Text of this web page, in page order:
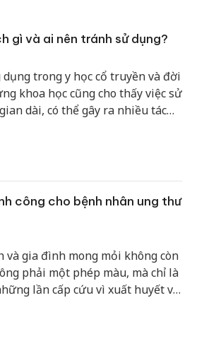
gì và ai nên tránh sử dụng?
trong y học cổ truyền và đời
khoa học cũng cho thấy việc sử
dài, có thể gây ra nhiều tác
công cho bệnh nhân ung thư
gia đình mong mỏi không còn
phải một phép màu, mà chỉ là
lần cấp cứu vì xuất huyết và